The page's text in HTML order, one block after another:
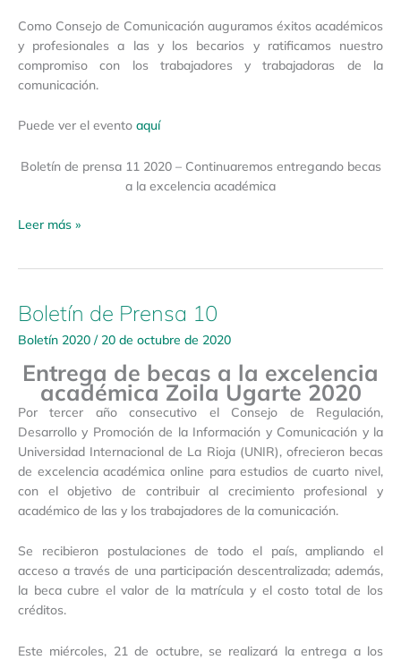
Como Consejo de Comunicación auguramos éxitos académicos
y profesionales a las y los becarios y ratificamos nuestro
compromiso con los trabajadores y trabajadoras de la
comunicación.
Puede ver el evento aquí
Boletín de prensa 11 2020 – Continuaremos entregando becas
a la excelencia académica
Leer más »
Boletín de Prensa 10
Boletín 2020 / 20 de octubre de 2020
Entrega de becas a la excelencia
académica Zoila Ugarte 2020
Por tercer año consecutivo el Consejo de Regulación,
Desarrollo y Promoción de la Información y Comunicación y la
Universidad Internacional de La Rioja (UNIR), ofrecieron becas
de excelencia académica online para estudios de cuarto nivel,
con el objetivo de contribuir al crecimiento profesional y
académico de las y los trabajadores de la comunicación.
Se recibieron postulaciones de todo el país, ampliando el
acceso a través de una participación descentralizada; además,
la beca cubre el valor de la matrícula y el costo total de los
créditos.
Este miércoles, 21 de octubre, se realizará la entrega a los
Boletín
Prensa
10